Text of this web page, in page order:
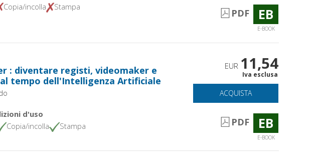
Copia/incolla Stampa
PDF EB
E-BOOK
: diventare registi, videomaker e
tempo dell'Intelligenza Artificiale
d'uso
Copia/incolla Stampa
EUR 11,54
Iva esclusa
ACQUISTA
PDF EB
E-BOOK